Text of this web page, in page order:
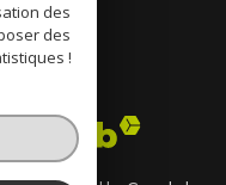
des
des
!